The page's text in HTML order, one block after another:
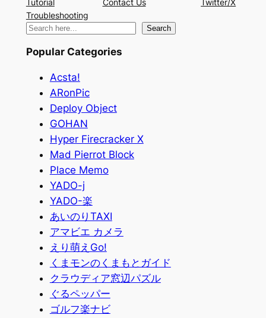
Troubleshooting
検
Search
Popular Categories
Acsta!
ARonPic
Deploy Object
GOHAN
Hyper Firecracker X
Mad Pierrot Block
Place Memo
YADO-j
YADO-楽
あいのりTAXI
アマビエ カメラ
えり萌えGo!
くまモンのくまもとガイド
クラウディア窓辺パズル
ぐるペッパー
ゴルフ楽ナビ